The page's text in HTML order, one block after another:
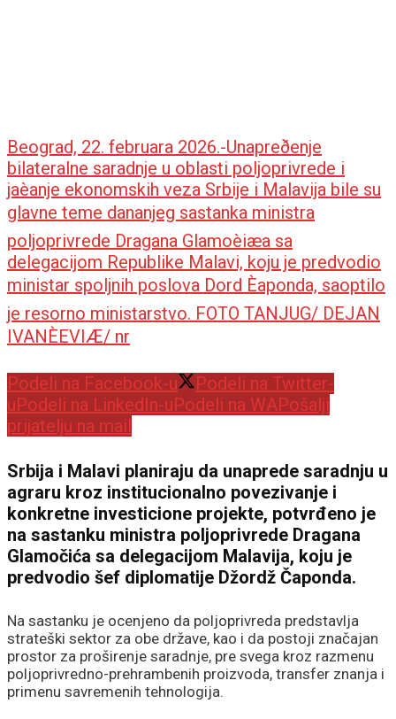
Beograd, 22. februara 2026.-Unapreðenje
bilateralne saradnje u oblasti poljoprivrede i
jaèanje ekonomskih veza Srbije i Malavija bile su
glavne teme dananjeg sastanka ministra
poljoprivrede Dragana Glamoèiæa sa
delegacijom Republike Malavi, koju je predvodio
ministar spoljnih poslova Dord Èaponda, saoptilo
je resorno ministarstvo. FOTO TANJUG/ DEJAN
IVANÈEVIÆ/ nr
Podeli na Facebook-u
Podeli na Twitter-
u Podeli na LinkedIn-u Podeli na WAPošalji
prijatelju na mail
Srbija i Malavi planiraju da unaprede saradnju u
agraru kroz institucionalno povezivanje i
konkretne investicione projekte, potvrđeno je
na sastanku ministra poljoprivrede Dragana
Glamočića sa delegacijom Malavija, koju je
predvodio šef diplomatije Džordž Čaponda.
Na sastanku je ocenjeno da poljoprivreda predstavlja
strateški sektor za obe države, kao i da postoji značajan
prostor za proširenje saradnje, pre svega kroz razmenu
poljoprivredno-prehrambenih proizvoda, transfer znanja i
primenu savremenih tehnologija.